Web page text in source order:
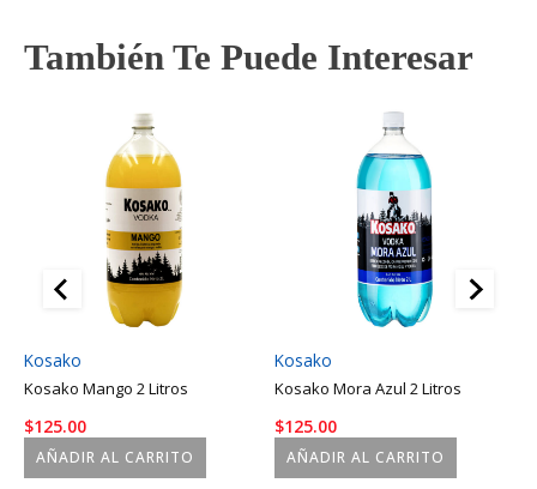
También Te Puede Interesar
AÑADIR AL CARRITO
Kosako
Kosako Mango 2 Litros
$125.00
AÑADIR AL CARRITO
Kosako
Kosako Mora Azul 2 Litros
$125.00